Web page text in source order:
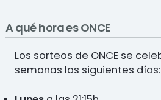
A qué hora es ONCE
Los sorteos de ONCE se
semanas los siguientes días: